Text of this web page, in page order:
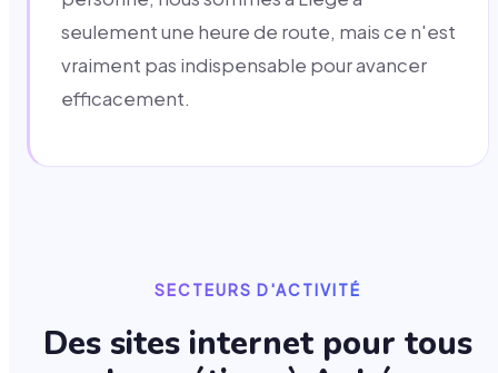
seulement une heure de route, mais ce n'est
vraiment pas indispensable pour avancer
efficacement.
SECTEURS D'ACTIVITÉ
Des sites internet pour tous